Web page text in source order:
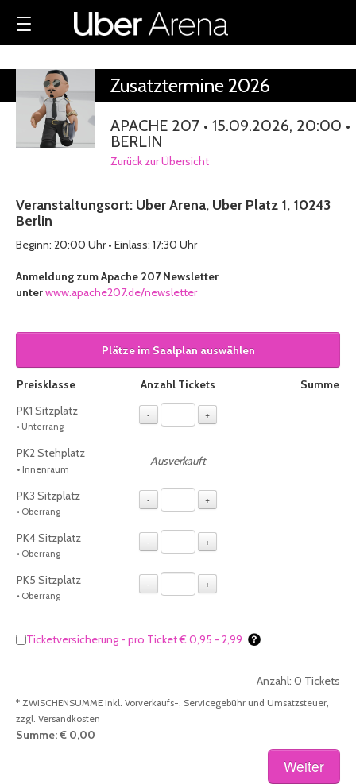
Alle Termine
Zusatztermine 2026
APACHE 207 • 15.09.2026, 20:00 •
BERLIN
Zurück zur Übersicht
Veranstaltungsort: Uber Arena, Uber Platz 1, 10243
Berlin
Beginn: 20:00 Uhr • Einlass: 17:30 Uhr
Anmeldung zum Apache 207 Newsletter
unterwww.apache207.de/newsletter
Plätze im Saalplan auswählen
Auswahl von Tickets pro Preiskategorie, sofern verfügbar
Preisklasse Anzahl Tickets
Summe
PK1 Sitzplatz
• Unterrang
- +
PK2 Stehplatz
• Innenraum
Ausverkauft
PK3 Sitzplatz
• Oberrang
- +
PK4 Sitzplatz
• Oberrang
- +
PK5 Sitzplatz
• Oberrang
- +
Ticketversicherung - pro Ticket € 0,95 - 2,99
Anzahl: 0 Tickets
* ZWISCHENSUMME inkl. Vorverkaufs-, Servicegebühr und Umsatzsteuer,
zzgl. Versandkosten
Summe:€ 0,00